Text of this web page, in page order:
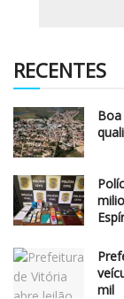
RECENTES
mil